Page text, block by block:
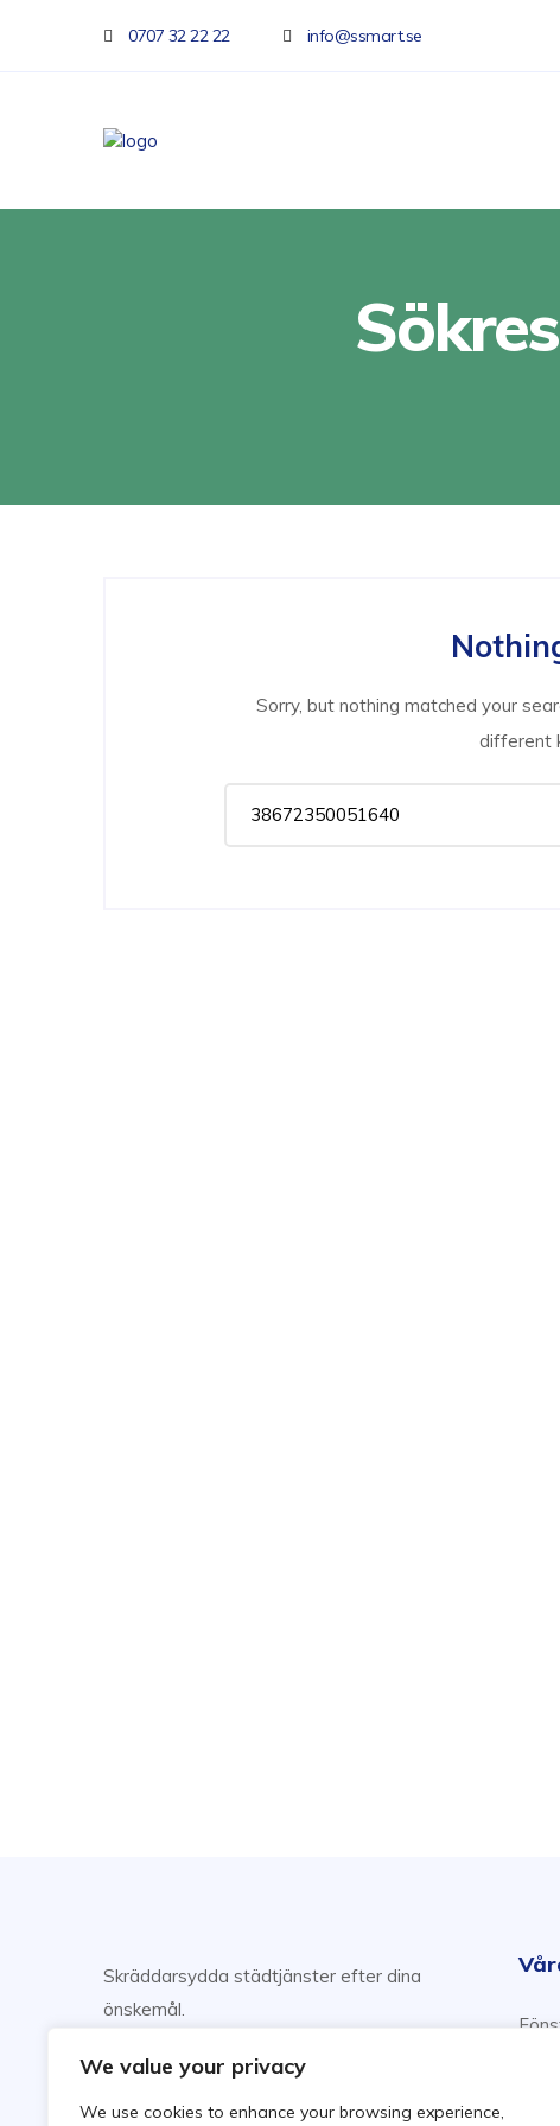
We value your privacy
We use cookies to enhance your browsing experience,
0707 32 22 22 info@ssmart.se
Sorry, but nothing matched your
different
Skräddarsydda städtjänster efter dina
önskemål.
Njut av din fritid, vi sköter städning!